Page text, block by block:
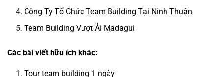
Công Ty Tổ Chức Team Building Tại Ninh Thuận
Team Building Vượt Ải Madagui
Các bài viết hữu ích khác:
Tour team building 1 ngày